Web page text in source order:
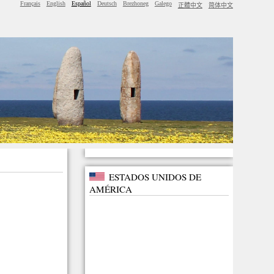
Français English Español Deutsch Brezhoneg Galego 正體中文 简体中文
ESTADOS UNIDOS DE
AMÉRICA